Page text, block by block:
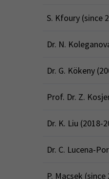
S. Kfoury (since
Dr. N.
Dr. G. Kökeny
Prof. Dr. Z.
Dr. K. Liu (2018-
Dr. C. Lucena-
P. Macsek